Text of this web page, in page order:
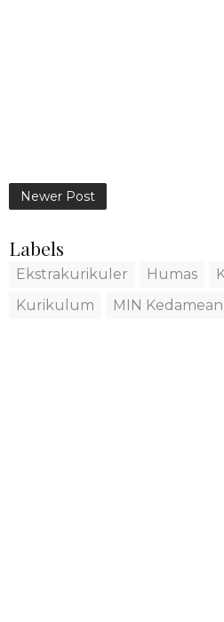
Newer Post
Labels
Ekstrakurikuler Humas
Kurikulum
MIN Kedamean